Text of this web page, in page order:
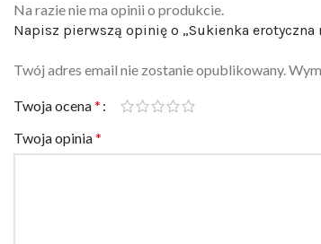
Na razie nie ma opinii o produkcie.
Napisz pierwszą opinię o „Sukienka
Twój adres email nie zostanie opublikowany.
Twoja ocena*
Twoja opinia*